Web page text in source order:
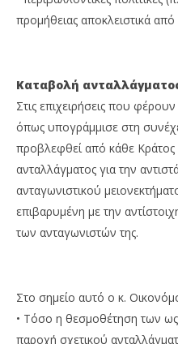
προμήθειας αποκλειστικά
Καταβολή
Στις επιχειρήσεις που
όπως υπογράμμισε στη
προβλεφθεί από κάθε Κράτος
ανταλλάγματος για την
ανταγωνιστικού
επιβαρυμένη με την
των ανταγωνιστών της.
Στο σημείο αυτό ο κ.
• Τόσο η θεσμοθέτηση των
παροχή σχετικού